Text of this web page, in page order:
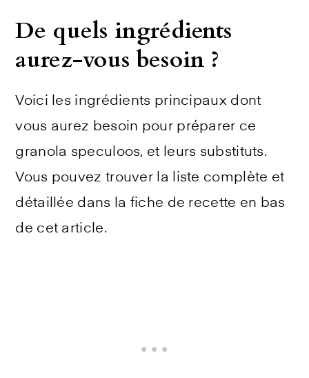
De quels ingrédients
aurez-vous besoin ?
Voici les ingrédients principaux dont
vous aurez besoin pour préparer ce
granola speculoos, et leurs substituts.
Vous pouvez trouver la liste complète et
détaillée dans la fiche de recette en bas
de cet article.